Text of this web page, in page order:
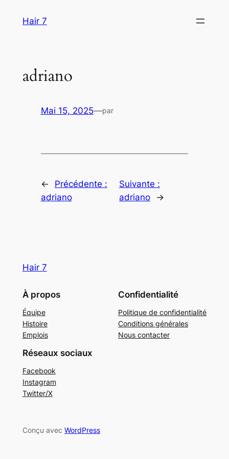
Hair 7
adriano
Mai 15, 2025—par
←
Précédente :
adriano
Suivante :
adriano
→
Hair 7
À propos
Équipe
Histoire
Emplois
Confidentialité
Politique de confidentialité
Conditions générales
Nous contacter
Réseaux sociaux
Facebook
Instagram
Twitter/X
Conçu avec WordPress